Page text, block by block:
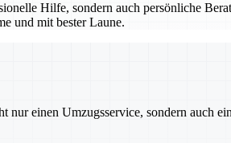
Hilfe, sondern auch persönliche
und mit bester Laune.
einen Umzugsservice, sondern auch